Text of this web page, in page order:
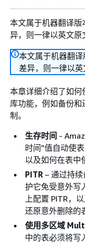
本文属于机器翻译
异，则一律以英文原
本文属于机器翻
差异，则一律以英
本章详细介绍了如
库功能，例如备份
制。
生存时间 -
时间”值自动使
以及如何在表中
PITR – 通过持
护它免受意外写
上配置 PITR，
还原意外删除的
使用多区域
中的表必须将写